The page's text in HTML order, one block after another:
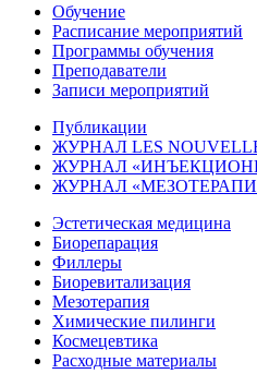
Обучение
Расписание мероприятий
Программы обучения
Преподаватели
Записи мероприятий
Публикации
ЖУРНАЛ LES
ЖУРНАЛ
ЖУРНАЛ
Эстетическая медицина
Биорепарация
Филлеры
Биоревитализация
Мезотерапия
Химические пилинги
Космецевтика
Расходные материалы